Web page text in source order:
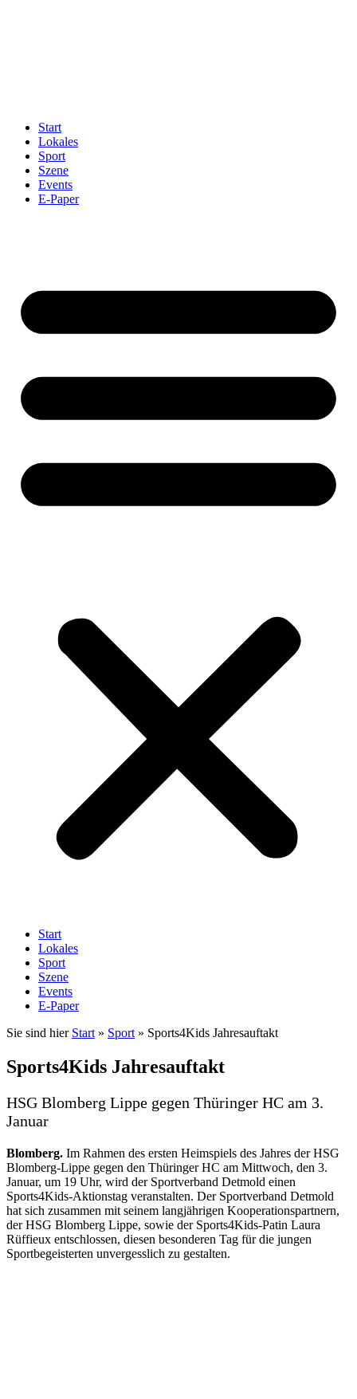
Start
Lokales
Sport
Szene
Events
E-Paper
Start
Lokales
Sport
Szene
Events
E-Paper
Sie sind hier Start » Sport » Sports4Kids Jahresauftakt
Sports4Kids Jahresauftakt
HSG Blomberg Lippe gegen Thüringer HC am 3.
Januar
Blomberg. Im Rahmen des ersten Heimspiels des Jahres der HSG
Blomberg-Lippe gegen den Thüringer HC am Mittwoch, den 3.
Januar, um 19 Uhr, wird der Sportverband Detmold einen
Sports4Kids-Aktionstag veranstalten. Der Sportverband Detmold
hat sich zusammen mit seinem langjährigen Kooperationspartnern,
der HSG Blomberg Lippe, sowie der Sports4Kids-Patin Laura
Rüffieux entschlossen, diesen besonderen Tag für die jungen
Sportbegeisterten unvergesslich zu gestalten.